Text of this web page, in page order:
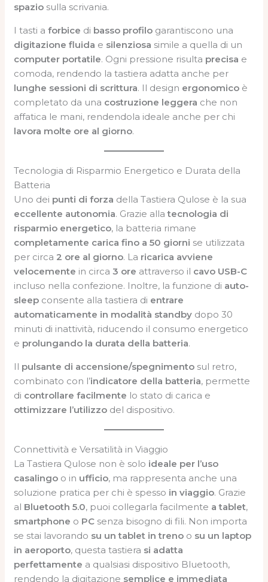
spazio sulla scrivania.
I tasti aforbice di basso profilo garantiscono una
digitazione fluida e silenziosa simile a quella di un
computer portatile. Ogni pressione risulta precisa e
comoda, rendendo la tastiera adatta anche per
lunghe sessioni di scrittura. Il design ergonomico è
completato da una costruzione leggera che non
affatica le mani, rendendola ideale anche per chi
lavora molte ore al giorno.
Tecnologia di Risparmio Energetico e Durata della
Batteria
Uno dei punti di forza della Tastiera Qulose è la sua
eccellente autonomia. Grazie allatecnologia di
risparmio energetico, la batteria rimane
completamente carica fino a 50 giorni se utilizzata
per circa 2 ore al giorno. La ricarica avviene
velocemente in circa3 ore attraverso il cavo USB-C
incluso nella confezione. Inoltre, la funzione di auto-
sleep consente alla tastiera di entrare
automaticamente in modalità standby dopo 30
minuti di inattività, riducendo il consumo energetico
e prolungando la durata della batteria.
Il pulsante di accensione/spegnimento sul retro,
combinato con l’indicatore della batteria, permette
di controllare facilmente lo stato di carica e
ottimizzare l’utilizzo del dispositivo.
Connettività e Versatilità in Viaggio
La Tastiera Qulose non è solo ideale per l’uso
casalingo o in ufficio, ma rappresenta anche una
soluzione pratica per chi è spesso in viaggio. Grazie
al Bluetooth 5.0, puoi collegarla facilmente a tablet,
smartphone o PC senza bisogno di fili. Non importa
se stai lavorando su un tablet in treno o su un laptop
in aeroporto, questa tastiera si adatta
perfettamente a qualsiasi dispositivo Bluetooth,
rendendo la digitazione semplice e immediata